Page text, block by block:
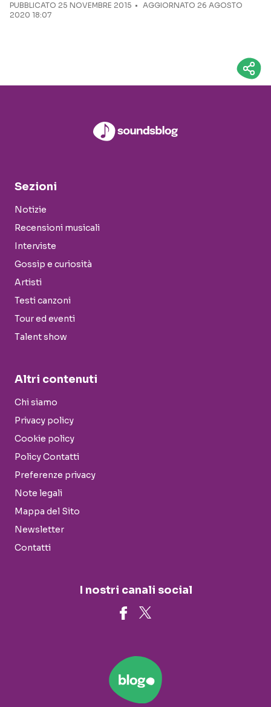
PUBBLICATO 25 NOVEMBRE 2015
AGGIORNATO 26 AGOSTO
2020 18:07
Sezioni
Notizie
Recensioni musicali
Interviste
Gossip e curiosità
Artisti
Testi canzoni
Tour ed eventi
Talent show
Altri contenuti
Chi siamo
Privacy policy
Cookie policy
Policy Contatti
Preferenze privacy
Note legali
Mappa del Sito
Newsletter
Contatti
I nostri canali social